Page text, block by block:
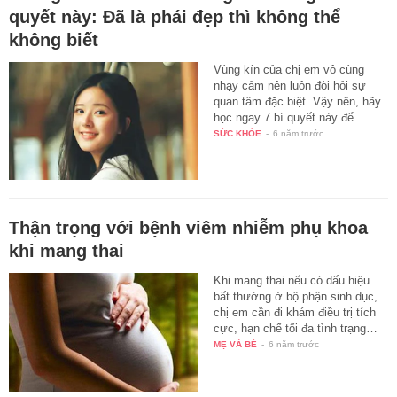
quyết này: Đã là phái đẹp thì không thể
không biết
Vùng kín của chị em vô cùng
nhạy cảm nên luôn đòi hỏi sự
quan tâm đặc biệt. Vậy nên, hãy
học ngay 7 bí quyết này để…
SỨC KHỎE - 6 năm trước
Thận trọng với bệnh viêm nhiễm phụ khoa
khi mang thai
Khi mang thai nếu có dấu hiệu
bất thường ở bộ phận sinh dục,
chị em cần đi khám điều trị tích
cực, hạn chế tối đa tình trạng…
MẸ VÀ BÉ - 6 năm trước